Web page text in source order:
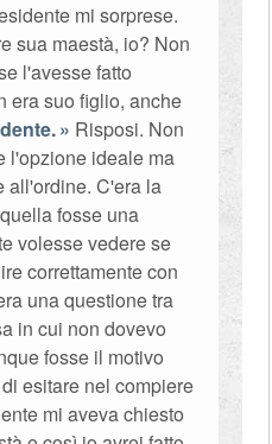
mi sorprese.
sua maestà, io? Non
l'avesse fatto
era suo figlio, anche
Risposi. Non
l'opzione ideale ma
all'ordine. C'era la
fosse una
volesse vedere se
correttamente con
una questione tra
in cui non dovevo
fosse il motivo
esitare nel compiere
mi aveva chiesto